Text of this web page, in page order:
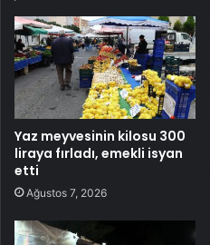
Yaz meyvesinin kilosu 300
liraya fırladı, emekli isyan
etti
Ağustos 7, 2026